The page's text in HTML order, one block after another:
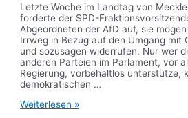
Letzte Woche im Landtag von
forderte der SPD-
Abgeordneten der AfD auf, sie
Irrweg in Bezug auf den Umgang mit
und sozusagen widerrufen. Nur wer
anderen Parteien im Parlament, vor
Regierung, vorbehaltlos unterstütze,
demokratischen …
500
Weiterlesen »